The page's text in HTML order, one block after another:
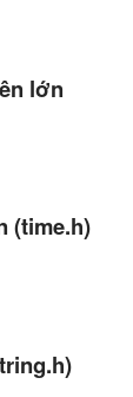
lớn
(time.h)